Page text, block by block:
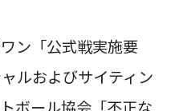
ン「公式戦実施要
ルおよびサイティン